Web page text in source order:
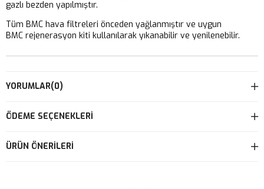
gazlı bezden yapılmıştır.
Tüm BMC hava filtreleri önceden yağlanmıştır ve uygun
BMC rejenerasyon kiti kullanılarak yıkanabilir ve yenilenebilir.
YORUMLAR(0)
ÖDEME SEÇENEKLERI
ÜRÜN ÖNERILERI